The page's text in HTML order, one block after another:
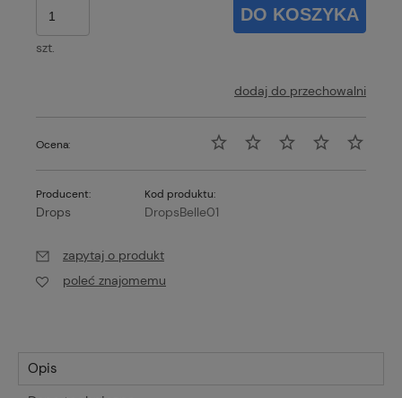
szt.
DO KOSZYKA
dodaj do przechowalni
Ocena:
Producent:
Drops
Kod produktu:
DropsBelle01
zapytaj o produkt
poleć znajomemu
Opis